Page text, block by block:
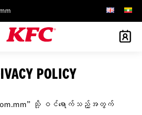
POLICY
သို့ ဝင်ရောက်သည့်အတွက်